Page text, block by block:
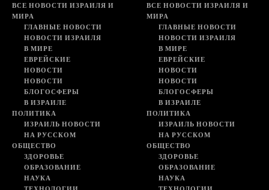
ВСЕ НОВОСТИ ИЗРАИЛЯ И
МИРА
ГЛАВНЫЕ НОВОСТИ
НОВОСТИ ИЗРАИЛЯ
В МИРЕ
ЕВРЕЙСКИЕ
НОВОСТИ
НОВОСТИ
БЛОГОСФЕРЫ
В ИЗРАИЛЕ
ПОЛИТИКА
ИЗРАИЛЬ НОВОСТИ
НА РУССКОМ
ОБЩЕСТВО
ЗДОРОВЬЕ
ОБРАЗОВАНИЕ
НАУКА
ВСЕ НОВОСТИ ИЗРАИЛЯ И
МИРА
ГЛАВНЫЕ НОВОСТИ
НОВОСТИ ИЗРАИЛЯ
В МИРЕ
ЕВРЕЙСКИЕ
НОВОСТИ
НОВОСТИ
БЛОГОСФЕРЫ
В ИЗРАИЛЕ
ПОЛИТИКА
ИЗРАИЛЬ НОВОСТИ
НА РУССКОМ
ОБЩЕСТВО
ЗДОРОВЬЕ
ОБРАЗОВАНИЕ
НАУКА